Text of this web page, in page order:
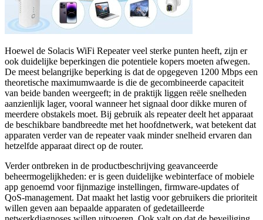
Hoewel de Solacis WiFi Repeater veel sterke punten heeft, zijn er
ook duidelijke beperkingen die potentiele kopers moeten afwegen.
De meest belangrijke beperking is dat de opgegeven 1200 Mbps een
theoretische maximumwaarde is die de gecombineerde capaciteit
van beide banden weergeeft; in de praktijk liggen reële snelheden
aanzienlijk lager, vooral wanneer het signaal door dikke muren of
meerdere obstakels moet. Bij gebruik als repeater deelt het apparaat
de beschikbare bandbreedte met het hoofdnetwerk, wat betekent dat
apparaten verder van de repeater vaak minder snelheid ervaren dan
hetzelfde apparaat direct op de router.
Verder ontbreken in de productbeschrijving geavanceerde
beheermogelijkheden: er is geen duidelijke webinterface of mobiele
app genoemd voor fijnmazige instellingen, firmware-updates of
QoS-management. Dat maakt het lastig voor gebruikers die prioriteit
willen geven aan bepaalde apparaten of gedetailleerde